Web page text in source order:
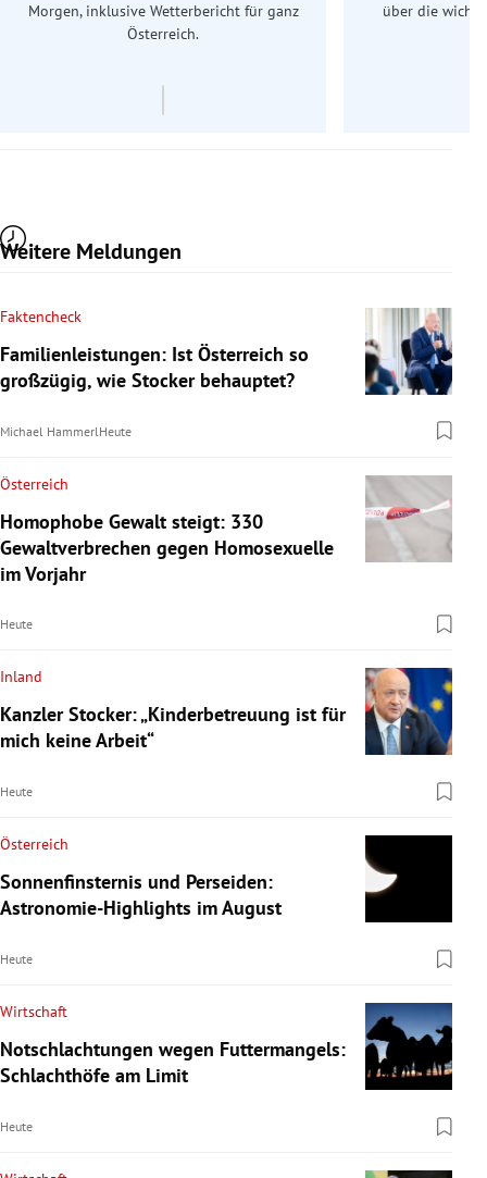
Morgen, inklusive Wetterbericht für ganz
Österreich.
über die
Weitere Meldungen
Faktencheck
Familienleistungen: Ist Österreich so
großzügig, wie Stocker behauptet?
Michael Hammerl Heute
Österreich
Homophobe Gewalt steigt: 330
Gewaltverbrechen gegen Homosexuelle
im Vorjahr
Heute
Inland
Kanzler Stocker: „Kinderbetreuung ist für
mich keine Arbeit“
Heute
Österreich
Sonnenfinsternis und Perseiden:
Astronomie-Highlights im August
Heute
Wirtschaft
Notschlachtungen wegen Futtermangels:
Schlachthöfe am Limit
Heute